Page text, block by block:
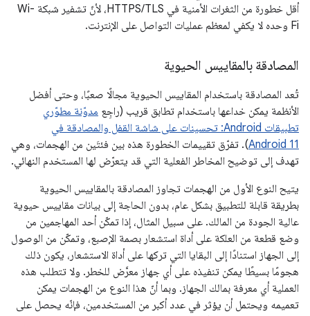
أقل خطورة من الثغرات الأمنية في HTTPS/TLS، لأنّ تشفير شبكة Wi-
Fi وحده لا يكفي لمعظم عمليات التواصل على الإنترنت.
المصادقة بالمقاييس الحيوية
تُعد المصادقة باستخدام المقاييس الحيوية مجالًا صعبًا، وحتى أفضل
الأنظمة يمكن خداعها باستخدام تطابق قريب (راجِع مدوّنة مطوّري
تطبيقات Android: تحسينات على شاشة القفل والمصادقة في
Android 11). تفرّق تقييمات الخطورة هذه بين فئتَين من الهجمات، وهي
تهدف إلى توضيح المخاطر الفعلية التي قد يتعرّض لها المستخدم النهائي.
يتيح النوع الأول من الهجمات تجاوز المصادقة بالمقاييس الحيوية
بطريقة قابلة للتطبيق بشكل عام، بدون الحاجة إلى بيانات مقاييس حيوية
عالية الجودة من المالك. على سبيل المثال، إذا تمكّن أحد المهاجمين من
وضع قطعة من العلكة على أداة استشعار بصمة الإصبع، وتمكّن من الوصول
إلى الجهاز استنادًا إلى البقايا التي تركها على أداة الاستشعار، يكون ذلك
هجومًا بسيطًا يمكن تنفيذه على أي جهاز معرَّض للخطر. ولا تتطلب هذه
العملية أي معرفة بمالك الجهاز. وبما أنّ هذا النوع من الهجمات يمكن
تعميمه ويحتمل أن يؤثر في عدد أكبر من المستخدمين، فإنّه يحصل على